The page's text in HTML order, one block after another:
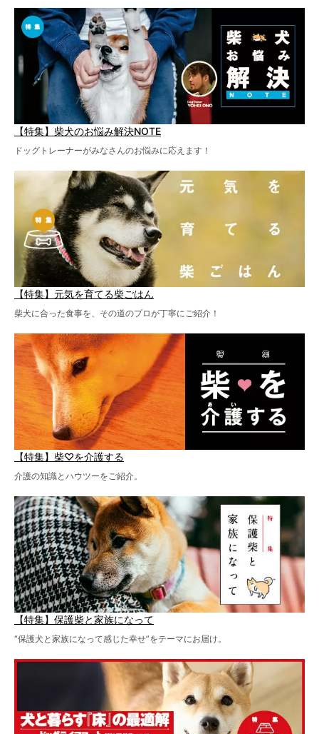
【特集】柴犬のお悩み解決NOTE
ドッグトレーナーがみなさんのお悩みに応えます！
【特集】元気を育てる柴ごはん
柴犬に合った食事を、その道のプロが丁寧にご紹介！
【特集】柴♡を介護する
介護の知識とハウツーをご紹介。
【特集】保護柴と家族になって
“保護犬と家族になって感じた幸せ”をテーマにお届け。